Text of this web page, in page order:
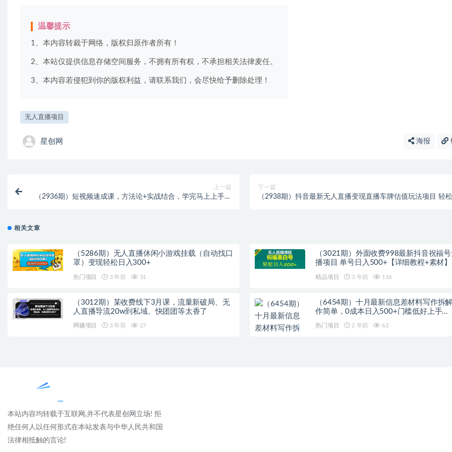
温馨提示
1、本内容转裁于网络，版权归原作者所有！
2、本站仅提供信息存储空间服务，不拥有所有权，不承担相关法律麦任。
3、本内容若侵犯到你的版权利益，请联系我们，会尽快给予删除处理！
无人直播项目
星创网 海报
上一篇
（2936期）短视频速成课，方法论+实战结合，学完马上上手，
下一篇
（2938期）抖音最新无人直播变现直播车牌估值玩法项目 轻
相关文章
（5286期）无人直播休闲小游戏挂载（自动找口
罩）变现轻松日入300+
热门项目 3 年前 31
（3021期）外面收费998最新抖音祝福
播项目 单号日入500+【详细教程+素材】
精品项目 3 年前 116
（3012期）某收费线下3月课，流量新破局、无
人直播导流20w到私域、快团团等太香了
网赚项目 3 年前 27
（6454期）十月最新信息差材料写作拆
作简单，0成本日入500+门槛低好上手…
热门项目 2 年前 62
本站内容均转载于互联网,并不代表星创网立场! 拒
绝任何人以任何形式在本站发表与中华人民共和国
法律相抵触的言论!